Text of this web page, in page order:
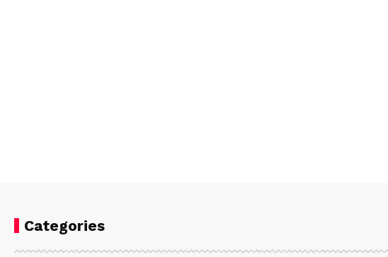
Categories